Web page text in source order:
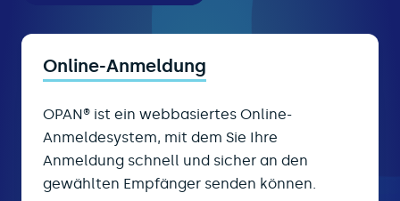
Online-Anmeldung
OPAN® ist ein webbasiertes Online-
Anmeldesystem, mit dem Sie Ihre
Anmeldung schnell und sicher an den
gewählten Empfänger senden können.